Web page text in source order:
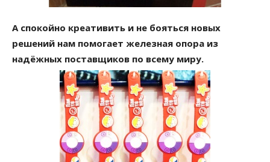
А спокойно креативить и не бояться новых
решений нам помогает железная опора из
надёжных поставщиков по всему миру.